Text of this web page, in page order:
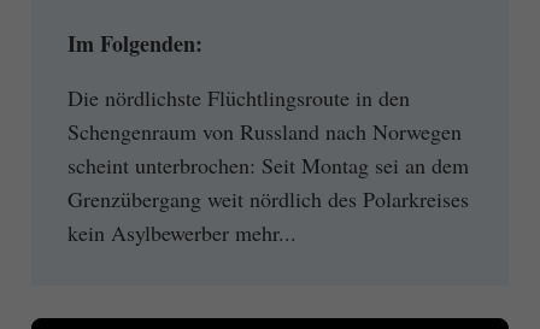
Im Folgenden:
Die nördlichste Flüchtlingsroute in den
Schengenraum von Russland nach Norwegen
scheint unterbrochen: Seit Montag sei an dem
Grenzübergang weit nördlich des Polarkreises
kein Asylbewerber mehr...